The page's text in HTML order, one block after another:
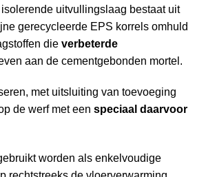
uitvullingslaag bestaat uit
gerecycleerde EPS korrels omhuld
die verbeterde
aan de cementgebonden mortel.
met uitsluiting van toevoeging
de werf met een speciaal daarvoor
worden als enkelvoudige